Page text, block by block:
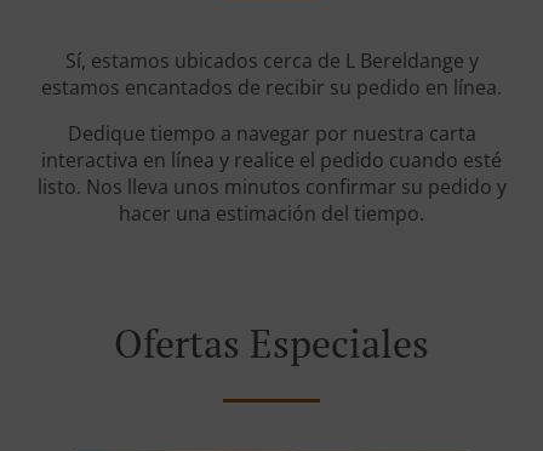
Sí, estamos ubicados cerca de L Bereldange y
estamos encantados de recibir su pedido en línea.
Dedique tiempo a navegar por nuestra carta
interactiva en línea y realice el pedido cuando esté
listo. Nos lleva unos minutos confirmar su pedido y
hacer una estimación del tiempo.
Ofertas Especiales